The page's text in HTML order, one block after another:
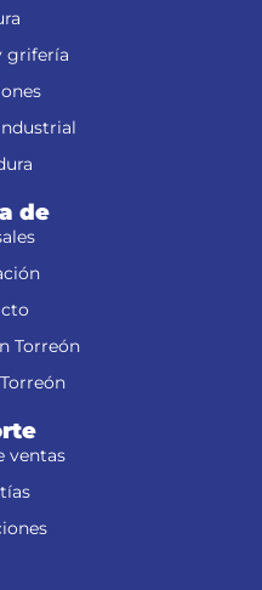
grifería
de
Torreón
ventas